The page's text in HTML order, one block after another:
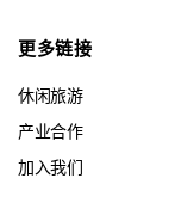
更多链接
休闲旅游
产业合作
加入我们